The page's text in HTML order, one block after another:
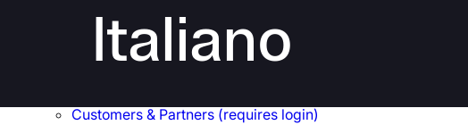
Reports
Careers
Customers & Partners (requires login)
Italiano